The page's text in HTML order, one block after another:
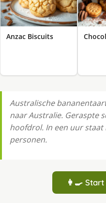
Anzac Biscuits
Australische
naar Australie. Geraspte
hoofdrol. In een uur
personen.
👩‍🍳